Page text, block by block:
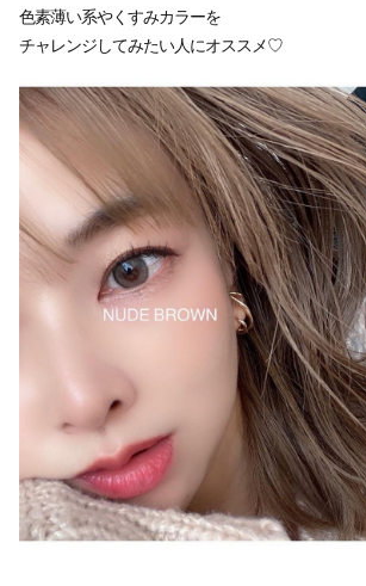
色素薄い系やくすみカラーを
チャレンジしてみたい人にオススメ♡